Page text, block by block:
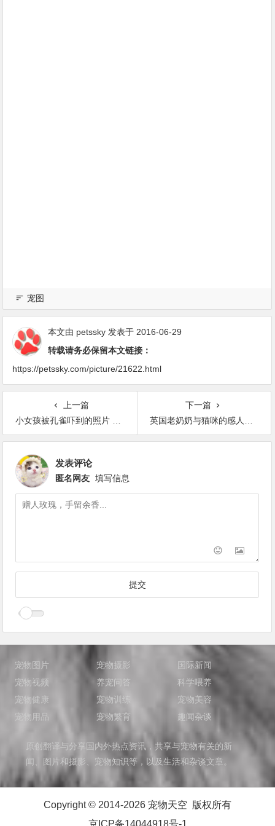
宠图
本文由 petssky 发表于 2016-06-29
转载请务必保留本文链接：
https://petssky.com/picture/21622.html
上一篇
小女孩被孔雀吓到的照片 被网友恶搞
下一篇
英国老奶奶与猫咪的感人故事
发表评论
匿名网友 填写信息
宠物图片 宠物摄影
国际新闻
宠物视频
养宠问答
科学喂养
宠物健康
宠物训练
宠物美容
宠物用品
宠物繁育 趣闻杂谈
原创翻译与分享国内外热点资讯，共享与宠物有关的新
闻、图片和摄影、宠物知识等，以及生活和杂谈文章。
Copyright © 2014-2026 宠物天空 版权所有